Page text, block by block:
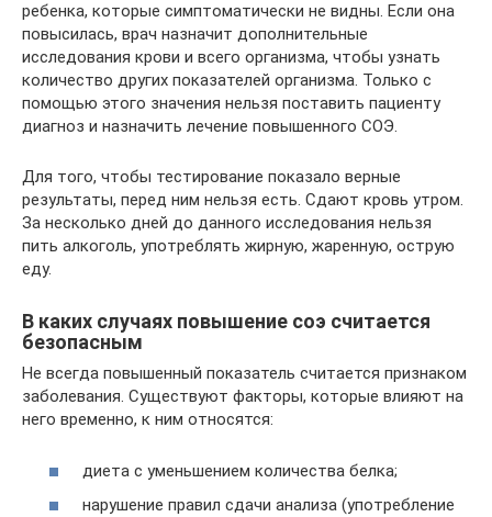
ребенка, которые симптоматически не видны. Если она
повысилась, врач назначит дополнительные
исследования крови и всего организма, чтобы узнать
количество других показателей организма. Только с
помощью этого значения нельзя поставить пациенту
диагноз и назначить лечение повышенного СОЭ.
Для того, чтобы тестирование показало верные
результаты, перед ним нельзя есть. Сдают кровь утром.
За несколько дней до данного исследования нельзя
пить алкоголь, употреблять жирную, жаренную, острую
еду.
В каких случаях повышение соэ считается
безопасным
Не всегда повышенный показатель считается признаком
заболевания. Существуют факторы, которые влияют на
него временно, к ним относятся:
диета с уменьшением количества белка;
нарушение правил сдачи анализа (употребление